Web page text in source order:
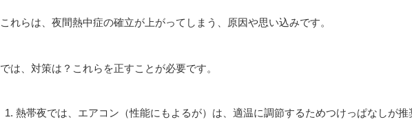
これらは、夜間熱中症の確立が上がってしまう、原因や思い込みです。
では、対策は？これらを正すことが必要です。
熱帯夜では、エアコン（性能にもよるが）は、適温に調節するためつけっぱなしが推